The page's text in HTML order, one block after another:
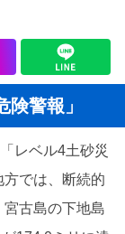
警報」
レベル4土砂災
では、断続的
古島の下地島